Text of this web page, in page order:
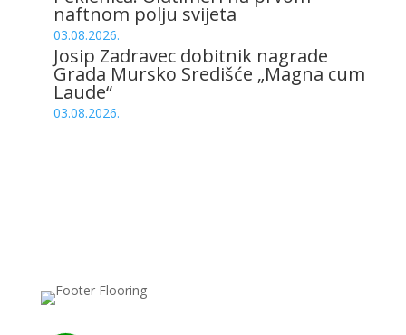
naftnom polju svijeta
03.08.2026.
Josip Zadravec dobitnik nagrade
Grada Mursko Središće „Magna cum
Laude“
03.08.2026.